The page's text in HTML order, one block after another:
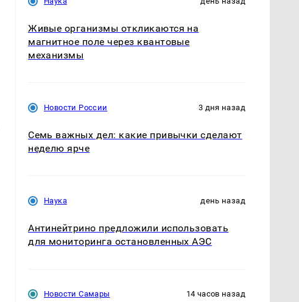
Живые организмы откликаются на
магнитное поле через квантовые
механизмы
Новости России 3 дня назад
Семь важных дел: какие привычки сделают
неделю ярче
Наука день назад
Антинейтрино предложили использовать
для мониторинга остановленных АЭС
Новости Самары 14 часов назад